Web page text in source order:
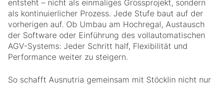
entsteht – nicht als einmaliges Grossprojekt, sondern
als kontinuierlicher Prozess. Jede Stufe baut auf der
vorherigen auf. Ob Umbau am Hochregal, Austausch
der Software oder Einführung des vollautomatischen
AGV-Systems: Jeder Schritt half, Flexibilität und
Performance weiter zu steigern.
So schafft Ausnutria gemeinsam mit Stöcklin nicht nur